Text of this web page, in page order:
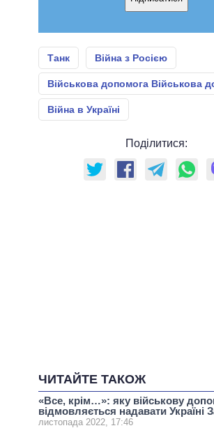
Танк Війна з Росією
Військова допомога Військова
Війна в Україні
Поділитися:
ЧИТАЙТЕ ТАКОЖ
«Все, крім…»: яку військову
відмовляється надавати Україні
листопада 2022, 17:46